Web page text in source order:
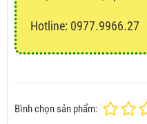
Hotline: 0977.9966.27
Bình chọn sản phẩm: